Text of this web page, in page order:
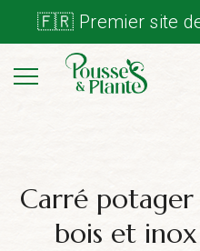
🇫🇷 Premier site
Carré
bois et